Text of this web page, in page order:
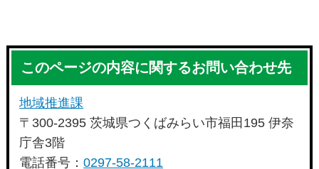
このページの内容に関するお問い合わせ先
地域推進課
〒300-2395 茨城県つくばみらい市福田195 伊奈
庁舎3階
電話番号：0297-58-2111